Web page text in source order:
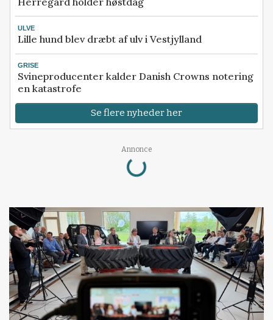
ULVE
Lille hund blev dræbt af ulv i Vestjylland
GRISE
Svineproducenter kalder Danish Crowns notering
en katastrofe
Se flere nyheder her
Annonce
Loading...